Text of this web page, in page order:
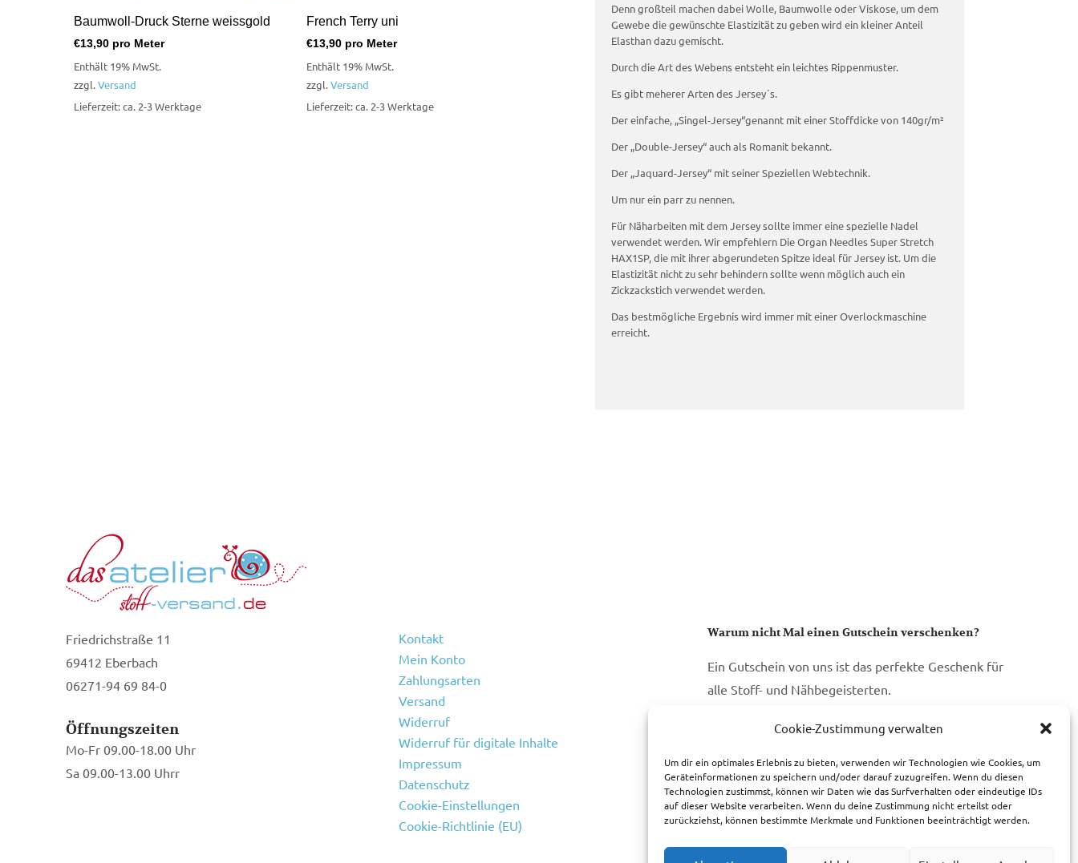
Cookie-Zustimmung verwalten
Um dir ein optimales Erlebnis zu bieten, verwenden wir Technologien wie Cookies, um
Geräteinformationen zu speichern und/oder darauf zuzugreifen. Wenn du diesen
Technologien zustimmst, können wir Daten wie das Surfverhalten oder eindeutige IDs
auf dieser Website verarbeiten. Wenn du deine Zustimmung nicht erteilst oder
zurückziehst, können bestimmte Merkmale und Funktionen beeinträchtigt werden.
Baumwoll-Druck Sterne weissgold
€13,90 pro Meter
Enthält 19% MwSt.
zzgl.Versand
Lieferzeit: ca. 2-3 Werktage
French Terry uni
€13,90 pro Meter
Enthält 19% MwSt.
zzgl.Versand
Lieferzeit: ca. 2-3 Werktage
Denn großteil machen dabei Wolle, Baumwolle oder Viskose, um dem
Gewebe die gewünschte Elastizität zu geben wird ein kleiner Anteil
Elasthan dazu gemischt.
Durch die Art des Webens entsteht ein leichtes Rippenmuster.
Es gibt meherer Arten des Jersey´s.
Der einfache, „Singel-Jersey“genannt mit einer Stoffdicke von 140gr/m²
Der „Double-Jersey“ auch als Romanit bekannt.
Der „Jaquard-Jersey“ mit seiner Speziellen Webtechnik.
Um nur ein parr zu nennen.
Für Näharbeiten mit dem Jersey sollte immer eine spezielle Nadel
verwendet werden. Wir empfehlern Die Organ Needles Super Stretch
HAX1SP, die mit ihrer abgerundeten Spitze ideal für Jersey ist. Um die
Elastizität nicht zu sehr behindern sollte wenn möglich auch ein
Zickzackstich verwendet werden.
Das bestmögliche Ergebnis wird immer mit einer Overlockmaschine
erreicht.
Friedrichstraße 11
69412 Eberbach
06271-94 69 84-0
Öffnungszeiten
Mo-Fr 09.00-18.00 Uhr
Sa 09.00-13.00 Uhrr
Kontakt
Mein Konto
Zahlungsarten
Versand
Widerruf
Widerruf für digitale Inhalte
Impressum
Datenschutz
Cookie-Einstellungen
Cookie-Richtlinie (EU)
Warum nicht Mal einen Gutschein verschenken?
Ein Gutschein von uns ist das perfekte Geschenk für
alle Stoff- und Nähbegeisterten.